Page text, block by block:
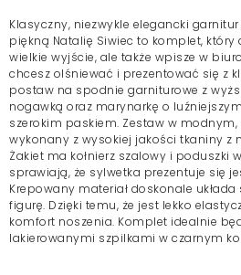
Klasyczny, niezwykle elegancki
piękną Natalię Siwiec to komplet,
wielkie wyjście, ale także wpisze w
chcesz olśniewać i prezentować się z
postaw na spodnie garniturowe z
nogawką oraz marynarkę o
szerokim paskiem. Zestaw w
wykonany z wysokiej jakości tkaniny z
Żakiet ma kołnierz szalowy i poduszki
sprawiają, że sylwetka prezentuje się
Krepowany materiał doskonale
figurę. Dzięki temu, że jest lekko
komfort noszenia. Komplet idealnie
lakierowanymi szpilkami w czarnym